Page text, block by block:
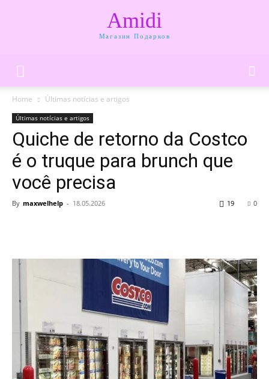
Amidi
Магазин Подарков
Home Últimas notícias e artigos
Últimas notícias e artigos
Quiche de retorno da Costco
é o truque para brunch que
você precisa
By maxwelhelp - 18.05.2026 0
19